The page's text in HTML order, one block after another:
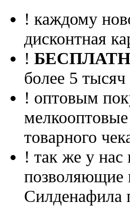
! каждому
дисконтная
!
более 5
! оптовым
товарного
! так же у
позволяющие
Силденафила